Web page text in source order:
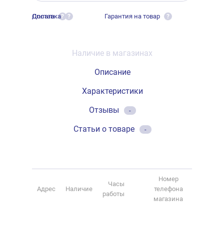
Оплата ?
Доставка ? Гарантия на товар ?
Наличие в магазинах
Описание
Характеристики
Отзывы
-
Статьи о товаре -
Адрес Наличие
Часы
работы
Номер
телефона
магазина